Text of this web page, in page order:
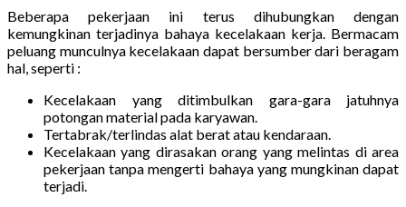
Beberapa pekerjaan ini terus dihubungkan dengan
kemungkinan terjadinya bahaya kecelakaan kerja. Bermacam
peluang munculnya kecelakaan dapat bersumber dari beragam
hal, seperti :
Kecelakaan yang ditimbulkan gara-gara jatuhnya
potongan material pada karyawan.
Tertabrak/terlindas alat berat atau kendaraan.
Kecelakaan yang dirasakan orang yang melintas di area
pekerjaan tanpa mengerti bahaya yang mungkinan dapat
terjadi.